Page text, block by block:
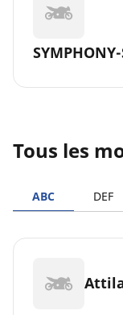
SYMPHONY-
Tous les
ABC DEF